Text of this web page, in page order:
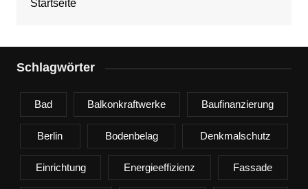
Startseite
Schlagwörter
Bad Balkonkraftwerke Baufinanzierung
Berlin Bodenbelag Denkmalschutz
Einrichtung Energieeffizienz Fassade